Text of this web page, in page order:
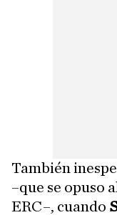
También
–que se opuso
ERC–, cuando